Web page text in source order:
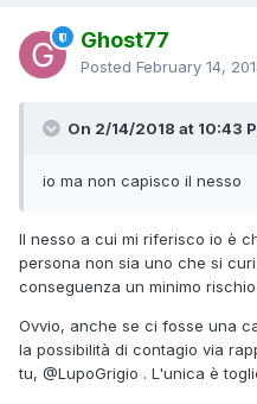
Ghost77
Posted February 14,
On 2/14/2018 at 10:43
io ma non capisco il nesso
Il nesso a cui mi riferisco io è
persona non sia uno che si
conseguenza un minimo
Ovvio, anche se ci fosse una
la possibilità di contagio via
tu, @LupoGrigio . L'unica è